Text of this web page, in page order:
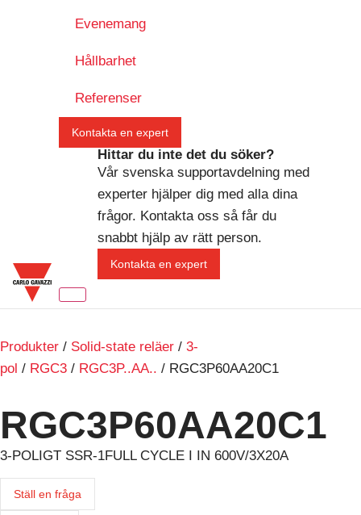
Evenemang
Hållbarhet
Referenser
Kontakta en expert
Hittar du inte det du söker?
Vår svenska supportavdelning med
experter hjälper dig med alla dina
frågor. Kontakta oss så får du
snabbt hjälp av rätt person.
Kontakta en expert
Produkter / Solid-state reläer / 3-
pol / RGC3 / RGC3P..AA.. / RGC3P60AA20C1
RGC3P60AA20C1
3-POLIGT SSR-1FULL CYCLE I IN 600V/3X20A
Ställ en fråga